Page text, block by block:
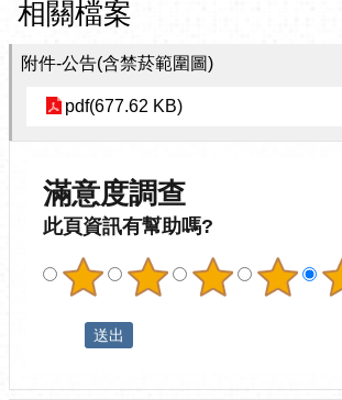
相關檔案
附件-公告(含禁菸範圍圖)
pdf(677.62 KB)
滿意度調查
此頁資訊有幫助嗎?